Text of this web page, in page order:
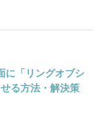
に「リングオブシ
る方法・解決策